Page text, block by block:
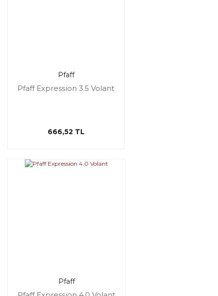
Pfaff
Pfaff Expression 3.5 Volant
666,52 TL
Pfaff